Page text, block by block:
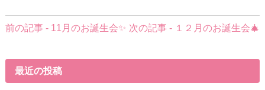
前
事
前の記事 - 11月のお誕生会✨ 次の記事 - １２月のお誕生会🎄
最近の投稿